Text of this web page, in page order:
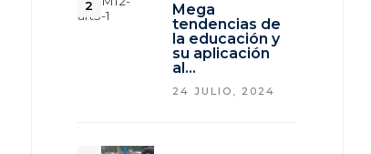
Mega
tendencias de
la educación y
su aplicación
al…
24 JULIO, 2024